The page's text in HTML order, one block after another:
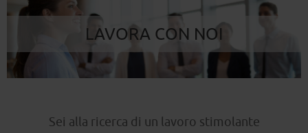
LAVORA CON NOI
Sei alla ricerca di un lavoro stimolante